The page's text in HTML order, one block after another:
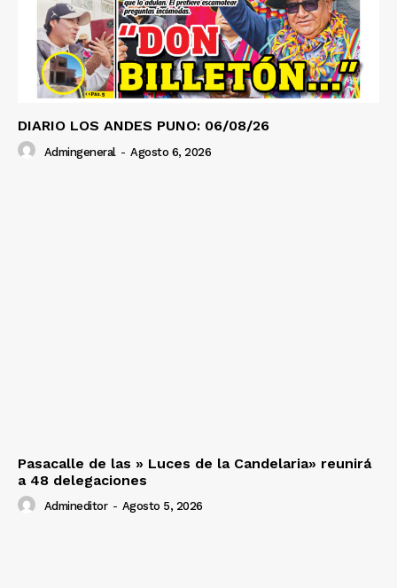
DIARIO LOS ANDES PUNO: 06/08/26
Admingeneral - Agosto 6, 2026
Pasacalle de las » Luces de la Candelaria» reunirá
a 48 delegaciones
Admineditor - Agosto 5, 2026